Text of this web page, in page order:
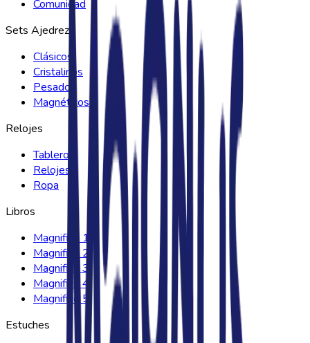
Comunidad
Sets Ajedrez
Clásicos
Cristalinos
Pesados
Magnéticos
Relojes
Tableros
Relojes
Ropa
Libros
Magnifico 1
Magnifico 2
Magnifico 3
Magnifico 4
Magnifico 5
Estuches